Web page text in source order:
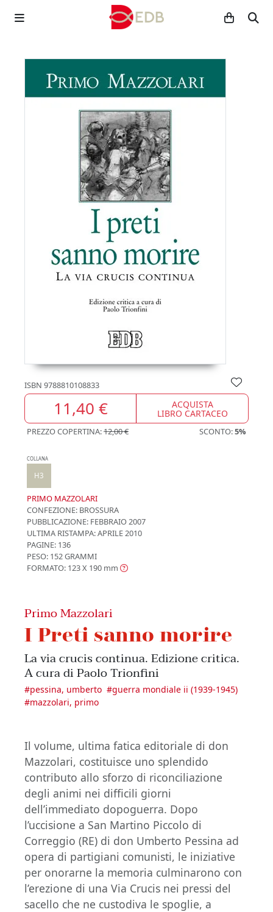
ISBN 9788810108833
11,40 € ACQUISTA
LIBRO CARTACEO
PREZZO COPERTINA:12,00 € SCONTO:5%
COLLANA
H3
PRIMO MAZZOLARI
CONFEZIONE: BROSSURA
PUBBLICAZIONE: FEBBRAIO 2007
ULTIMA RISTAMPA:APRILE 2010
PAGINE: 136
PESO: 152 GRAMMI
FORMATO: 123 X 190 mm
Primo Mazzolari
I Preti sanno morire
La via crucis continua. Edizione critica.
A cura di Paolo Trionfini
#pessina, umberto #guerra mondiale ii (1939-1945)
#mazzolari, primo
Il volume, ultima fatica editoriale di don
Mazzolari, costituisce uno splendido
contributo allo sforzo di riconciliazione
degli animi nei difficili giorni
dell’immediato dopoguerra. Dopo
l’uccisione a San Martino Piccolo di
Correggio (RE) di don Umberto Pessina ad
opera di partigiani comunisti, le iniziative
per onorarne la memoria culminarono con
l’erezione di una Via Crucis nei pressi del
sacello che ne custodiva le spoglie, a